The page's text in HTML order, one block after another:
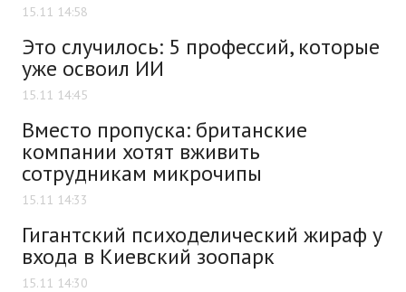
15.11 14:58
Это случилось: 5 профессий, которые
уже освоил ИИ
15.11 14:45
Вместо пропуска: британские
компании хотят вживить
сотрудникам микрочипы
15.11 14:33
Гигантский психоделический жираф у
входа в Киевский зоопарк
15.11 14:30